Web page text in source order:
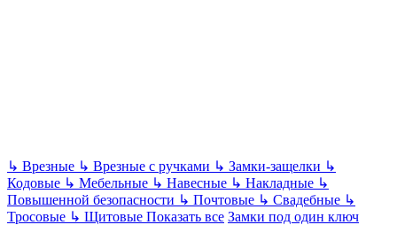
↳ Врезные ↳ Врезные с ручками ↳ Замки-защелки ↳
Кодовые ↳ Мебельные ↳ Навесные ↳ Накладные ↳
Повышенной безопасности ↳ Почтовые ↳ Свадебные ↳
Тросовые ↳ Щитовые Показать все Замки под один ключ